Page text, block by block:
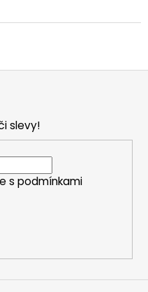
slevy!
s podmínkami